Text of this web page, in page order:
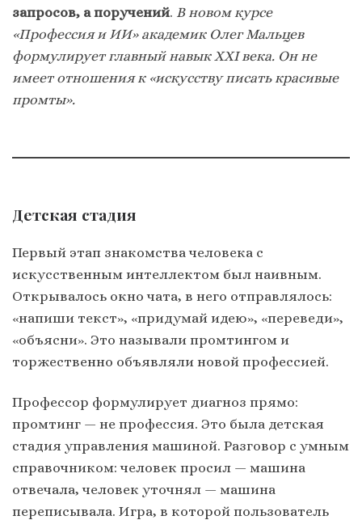
запросов, а поручений. В новом курсе
«Профессия и ИИ» академик Олег Мальцев
формулирует главный навык XXI века. Он не
имеет отношения к «искусству писать красивые
промты».
Детская стадия
Первый этап знакомства человека с
искусственным интеллектом был наивным.
Открывалось окно чата, в него отправлялось:
«напиши текст», «придумай идею», «переведи»,
«объясни». Это называли промтингом и
торжественно объявляли новой профессией.
Профессор формулирует диагноз прямо:
промтинг — не профессия. Это была детская
стадия управления машиной. Разговор с умным
справочником: человек просил — машина
отвечала, человек уточнял — машина
переписывала. Игра, в которой пользователь